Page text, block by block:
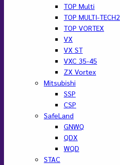
TOP Multi
TOP MULTI-TECH2
TOP VORTEX
VX
VX ST
VXC 35-45
ZX Vortex
Mitsubishi
SSP
CSP
SafeLand
GNWQ
QDX
WQD
STAC